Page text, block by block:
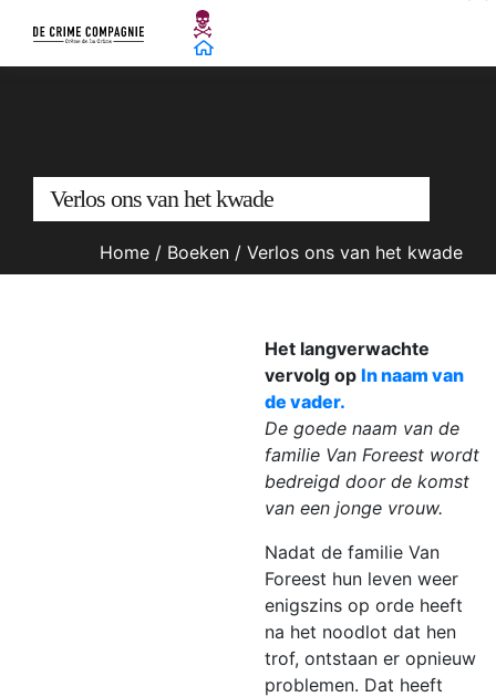
Verlos ons van het kwade
Home / Boeken / Verlos ons van het kwade
Het langverwachte
vervolg op In naam van
de vader.
De goede naam van de
familie Van Foreest wordt
bedreigd door de komst
van een jonge vrouw.
Nadat de familie Van
Foreest hun leven weer
enigszins op orde heeft
na het noodlot dat hen
trof, ontstaan er opnieuw
problemen. Dat heeft